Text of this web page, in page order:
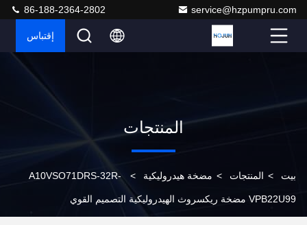
service@hzpumpru.com
86-188-2364-2802
إقتباس
المنتجات
بيت > المنتجات > مضخة هيدروليكية >
A10VSO71DRS-32R-
VPB22U99 مضخة ريكسروث الهيدروليكية التصميم القوي